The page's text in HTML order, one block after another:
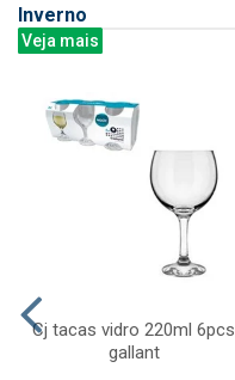
Inverno
Veja mais
Cj tacas vidro 220ml 6pcs
gallant